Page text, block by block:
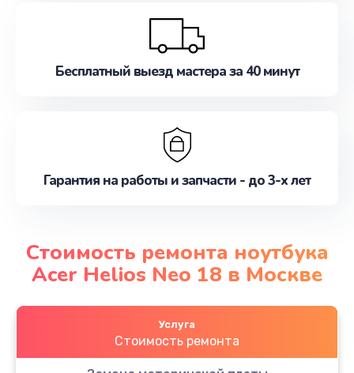
Бесплатный выезд мастера за 40 минут
Гарантия на работы и запчасти - до 3-х лет
Стоимость ремонта ноутбука
Acer Helios Neo 18 в Москве
Услуга
Стоимость ремонта